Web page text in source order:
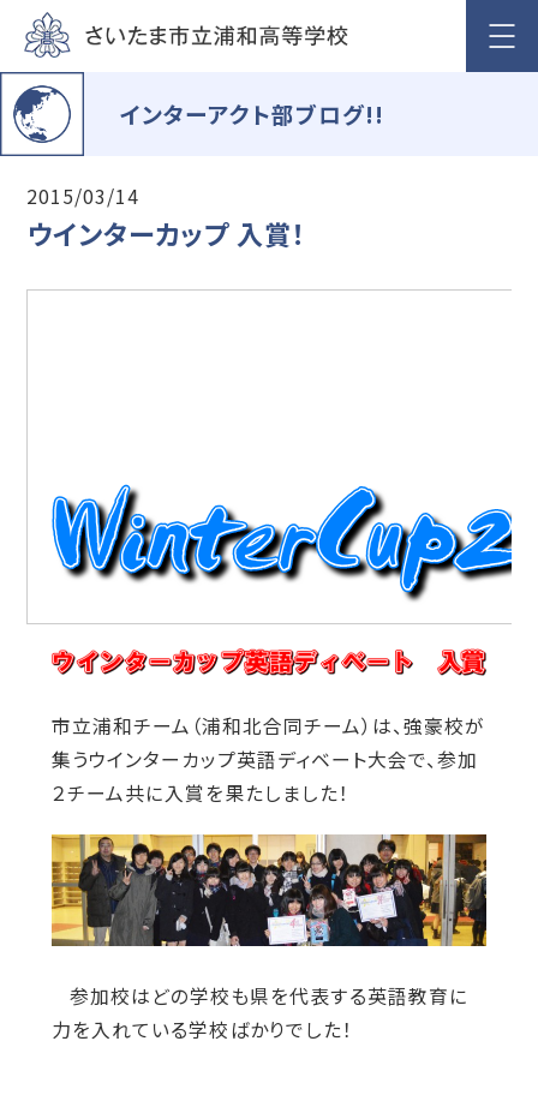
インターアクト部ブログ!!
2015/03/14
ウインターカップ 入賞！
市立浦和チーム（浦和北合同チーム）は、強豪校が
集うウインターカップ英語ディベート大会で、参加
２チーム共に入賞を果たしました！
参加校はどの学校も県を代表する英語教育に
力を入れている学校ばかりでした！